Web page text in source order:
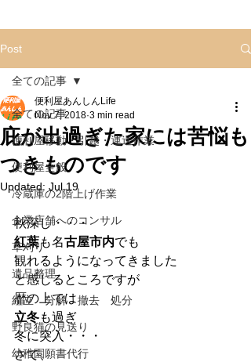
Post
全ての記事
便利屋移動・引越・運送作業
便利屋全般
冷蔵庫の2階上げ作業
企業店舗へのコンサル
草刈り
遺品整理
組立 分解 撤去 処分
野良猫の見送り
幼稚園願書代行
全ての記事
庇が出過ぎた家には苦悩も
つきものです
便利屋あんしんLife
Nov 7, 2018 3 min read
Updated: Jul 19
秋深し・・・
紅葉も名古屋市内でも
観れるようになってきました
と感じるところですが
暦の上では
立冬も過ぎ
冬に突入・・・
さて、